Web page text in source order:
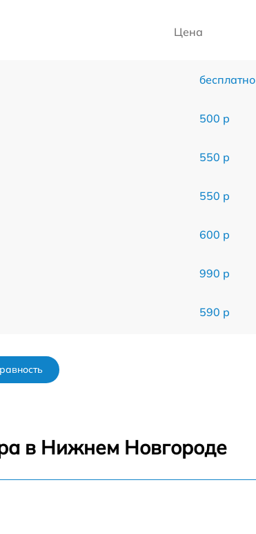
Цена
бесплатно
500 р
550 р
550 р
600 р
990 р
590 р
в Нижнем Новгороде